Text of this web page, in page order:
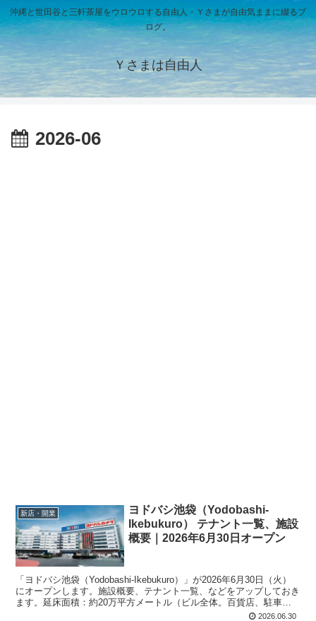
沖縄と世田谷と三軒茶屋をウロウロする自由人・Ｙさまが自由気ままに綴るブ
ログ。
Ｙさまは自由人
2026-06
新店・開業
ヨドバシ池袋（Yodobashi-
Ikebukuro） テナント一覧、施設
概要｜2026年6月30日オープン
「ヨドバシ池袋（Yodobashi-Ikebukuro）」が2026年6月30日（火）
にオープンします。施設概要、テナント一覧、などをアップしておき
ます。延床面積：約20万平方メートル（ビル全体。百貨店、駐車場
含む）。営業時間：9時30分～22時（ネット受け取りは6時～22時30
2026.06.30